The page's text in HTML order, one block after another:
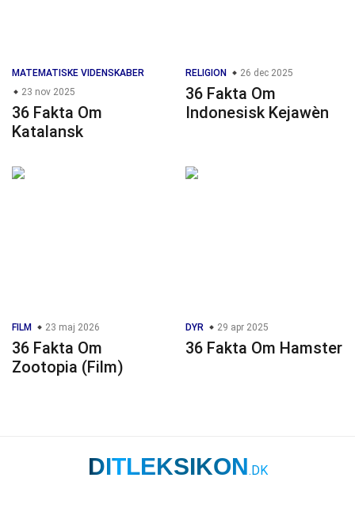
MATEMATISKE VIDENSKABER
23 nov 2025
36 Fakta Om
Katalansk
RELIGION 26 dec 2025
36 Fakta Om
Indonesisk Kejawèn
FILM 23 maj 2026
36 Fakta Om
Zootopia (Film)
DYR 29 apr 2025
36 Fakta Om Hamster
DITLEKSIKON.DK